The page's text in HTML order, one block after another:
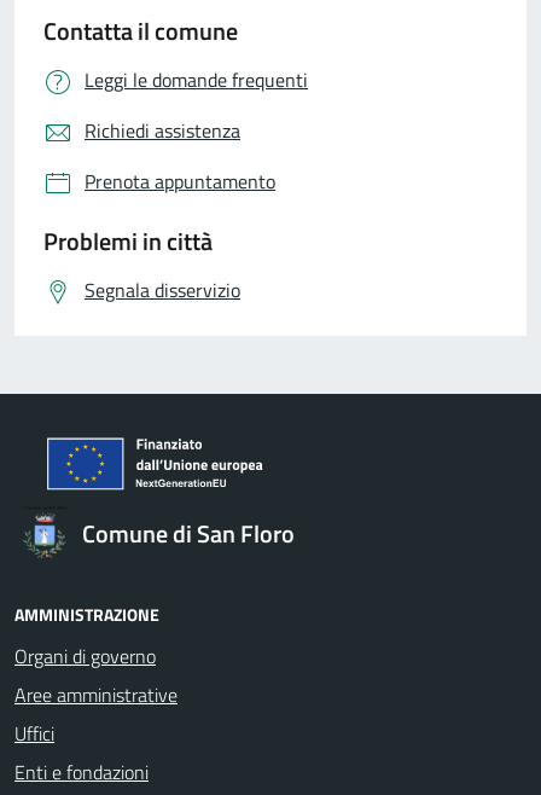
Contatta il comune
Leggi le domande frequenti
Richiedi assistenza
Prenota appuntamento
Problemi in città
Segnala disservizio
Comune di San Floro
AMMINISTRAZIONE
Organi di governo
Aree amministrative
Uffici
Enti e fondazioni